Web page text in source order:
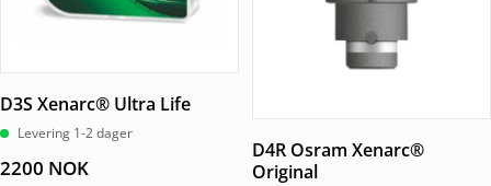
D3S Xenarc® Ultra Life
Levering 1-2 dager
2200 NOK
D4R Osram Xenarc®
Original